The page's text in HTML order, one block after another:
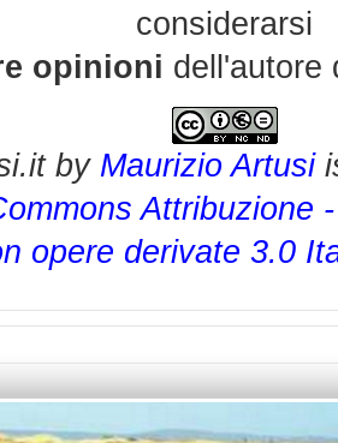
considerarsi
opinioni dell'autore
by Maurizio Artusi
Attribuzione
opere derivate 3.0